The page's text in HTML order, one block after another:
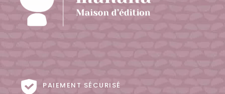
PAIEMENT SÉCURISÉ